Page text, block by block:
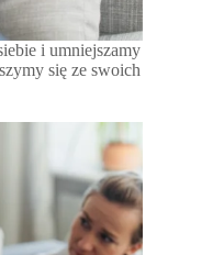
i umniejszamy
się ze swoich